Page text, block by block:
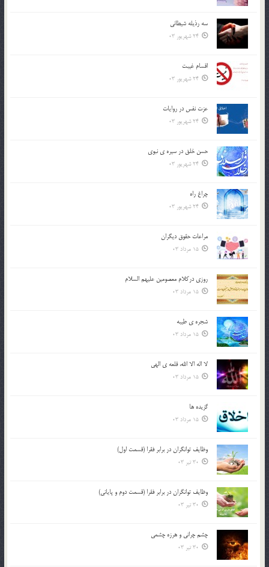
سه رذیله شیطانی
24 شهریور 03
اقسام غيبت
24 شهریور 03
عزت نفس در روايات
24 شهریور 03
حسن خلق در سيره ي نبوي
24 شهریور 03
چراغ راه
24 شهریور 03
مراعات حقوق ديگران
15 مرداد 03
روزي دركلام معصومين عليهم السلام
15 مرداد 03
شجره ي طيبه
15 مرداد 03
لا اله الا الله، قلعه ي الهي
15 مرداد 03
گزيده ها
15 مرداد 03
وظایف توانگران در برابر فقرا (قسمت اول)
30 تیر 03
وظایف توانگران در برابر فقرا (قسمت دوم و پایانی)
30 تیر 03
چشم ‏چرانى و هرزه‏ چشمى
30 تیر 03